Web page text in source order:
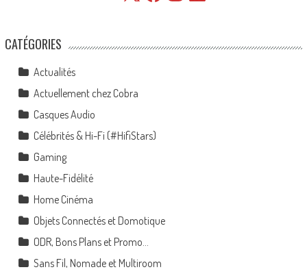
CATÉGORIES
Actualités
Actuellement chez Cobra
Casques Audio
Célébrités & Hi-Fi (#HifiStars)
Gaming
Haute-Fidélité
Home Cinéma
Objets Connectés et Domotique
ODR, Bons Plans et Promo…
Sans Fil, Nomade et Multiroom